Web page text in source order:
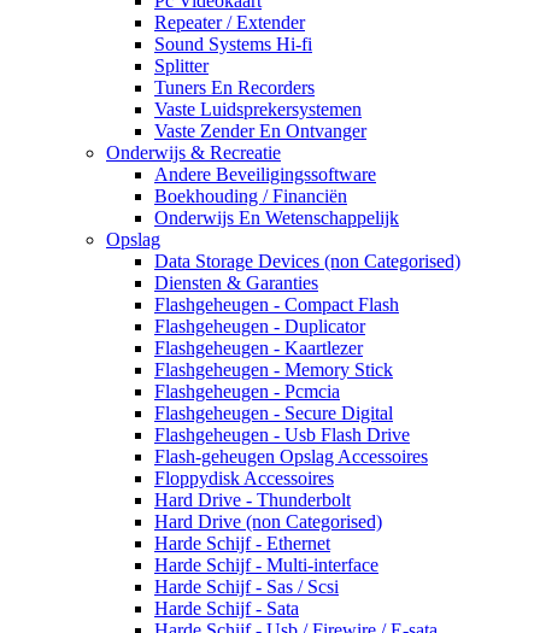
Repeater / Extender
Sound Systems Hi-fi
Splitter
Tuners En Recorders
Vaste Luidsprekersystemen
Vaste Zender En Ontvanger
Onderwijs & Recreatie
Andere Beveiligingssoftware
Boekhouding / Financiën
Onderwijs En Wetenschappelijk
Opslag
Data Storage Devices (non Categorised)
Diensten & Garanties
Flashgeheugen - Compact Flash
Flashgeheugen - Duplicator
Flashgeheugen - Kaartlezer
Flashgeheugen - Memory Stick
Flashgeheugen - Pcmcia
Flashgeheugen - Secure Digital
Flashgeheugen - Usb Flash Drive
Flash-geheugen Opslag Accessoires
Floppydisk Accessoires
Hard Drive - Thunderbolt
Hard Drive (non Categorised)
Harde Schijf - Ethernet
Harde Schijf - Multi-interface
Harde Schijf - Sas / Scsi
Harde Schijf - Sata